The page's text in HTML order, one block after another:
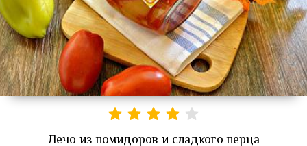
Лечо из помидоров и сладкого перца